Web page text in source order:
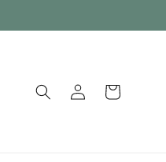
EinloggenWarenkorb